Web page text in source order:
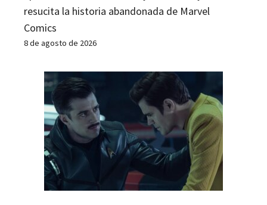
resucita la historia abandonada de Marvel
Comics
8 de agosto de 2026